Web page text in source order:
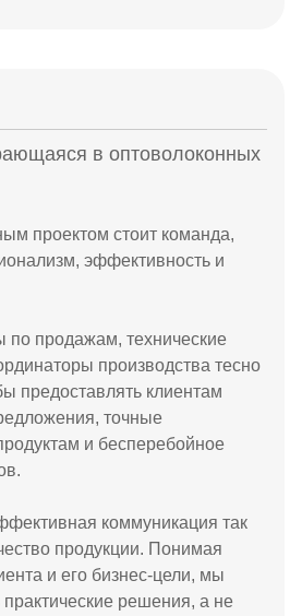
в оптоволоконных
проектом стоит команда,
эффективность и
по продажам, технические
производства тесно
предоставлять клиентам
точные
и бесперебойное
коммуникация так
продукции. Понимая
и его бизнес-цели, мы
решения, а не